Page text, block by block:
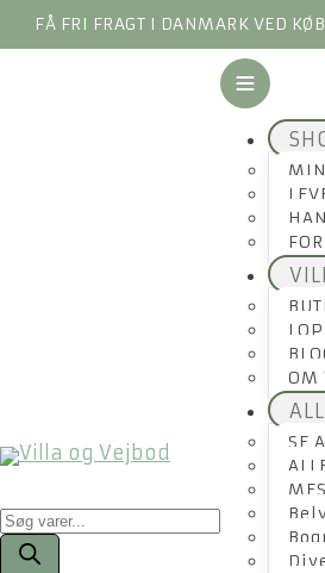
FÅ FRI FRAGT I DANMARK VED
Products
search
OM
SE